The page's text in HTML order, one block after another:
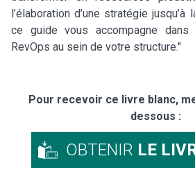
l’élaboration d’une stratégie jusqu’à
ce guide vous accompagne
RevOps au sein de votre structure."
Pour recevoir ce livre blanc,
dessous :
OBTENIR LE